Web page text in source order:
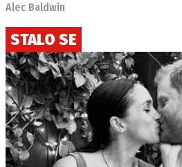
Alec Baldwin
STALO SE